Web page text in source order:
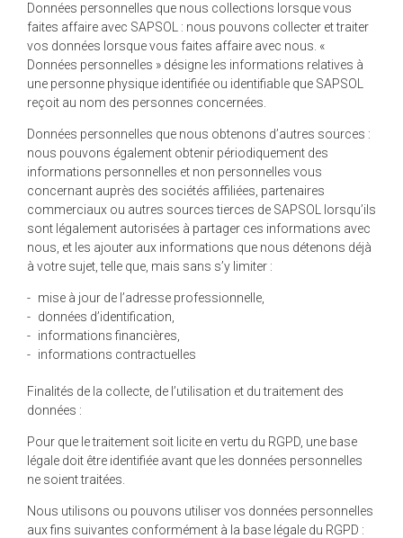
Données personnelles que nous collections lorsque vous
faites affaire avec SAPSOL : nous pouvons collecter et traiter
vos données lorsque vous faites affaire avec nous. «
Données personnelles » désigne les informations relatives à
une personne physique identifiée ou identifiable que SAPSOL
reçoit au nom des personnes concernées.
Données personnelles que nous obtenons d’autres sources :
nous pouvons également obtenir périodiquement des
informations personnelles et non personnelles vous
concernant auprès des sociétés affiliées, partenaires
commerciaux ou autres sources tierces de SAPSOL lorsqu’ils
sont légalement autorisées à partager ces informations avec
nous, et les ajouter aux informations que nous détenons déjà
à votre sujet, telle que, mais sans s’y limiter :
mise à jour de l’adresse professionnelle,
données d’identification,
informations financières,
informations contractuelles
Finalités de la collecte, de l’utilisation et du traitement des
données :
Pour que le traitement soit licite en vertu du RGPD, une base
légale doit être identifiée avant que les données personnelles
ne soient traitées.
Nous utilisons ou pouvons utiliser vos données personnelles
aux fins suivantes conformément à la base légale du RGPD :